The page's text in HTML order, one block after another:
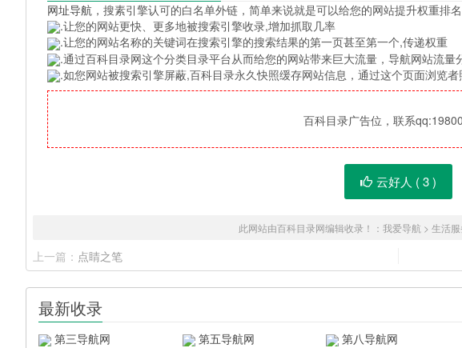
网址导航 ，搜素引擎认可的白名单外链，简单来说就是可以给您的网站提升权重排
.让您的网站更快、更多地被搜索引擎收录,增加抓取几率
.让您的网站名称的关键词在搜索引擎的搜索结果的第一页甚至第一个,传递权重
.通过百科目录网这个分类目录平台从而给您的网站带来巨大流量，导航网站流量
.如您网站被搜索引擎屏蔽,百科目录永久快照缓存网站信息，通过这个页面浏览
百科目录广告位，联系
云好人 ( 3)
此网站由百科目录网编辑收录！： 我爱导航 > 生活服
上一篇： 点睛之笔
最新收录
第三导航网 第五导航网 第八导航网